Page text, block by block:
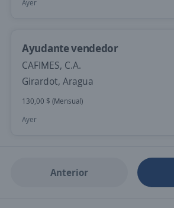
Ayer
Ayudante vendedor
CAFIMES, C.A.
Girardot, Aragua
130,00 $ (Mensual)
Ayer
Anterior